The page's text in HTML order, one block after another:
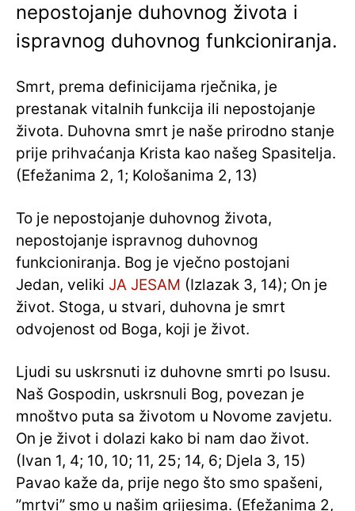
nepostojanje duhovnog života i
ispravnog duhovnog funkcioniranja.
Smrt, prema definicijama rječnika, je
prestanak vitalnih funkcija ili nepostojanje
života. Duhovna smrt je naše prirodno stanje
prije prihvaćanja Krista kao našeg Spasitelja.
(Efežanima 2, 1; Kološanima 2, 13)
To je nepostojanje duhovnog života,
nepostojanje ispravnog duhovnog
funkcioniranja. Bog je vječno postojani
Jedan, veliki JA JESAM (Izlazak 3, 14); On je
život. Stoga, u stvari, duhovna je smrt
odvojenost od Boga, koji je život.
Ljudi su uskrsnuti iz duhovne smrti po Isusu.
Naš Gospodin, uskrsnuli Bog, povezan je
mnoštvo puta sa životom u Novome zavjetu.
On je život i dolazi kako bi nam dao život.
(Ivan 1, 4; 10, 10; 11, 25; 14, 6; Djela 3, 15)
Pavao kaže da, prije nego što smo spašeni,
”mrtvi” smo u našim grijesima. (Efežanima 2,